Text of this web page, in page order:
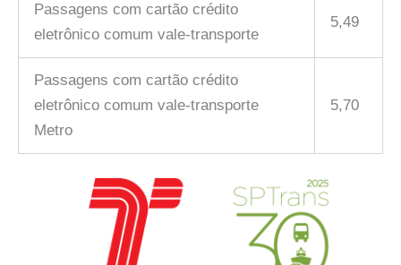
Passagens com cartão crédito
eletrônico comum vale-transporte
5,49
Passagens com cartão crédito
eletrônico comum vale-transporte
Metro
5,70